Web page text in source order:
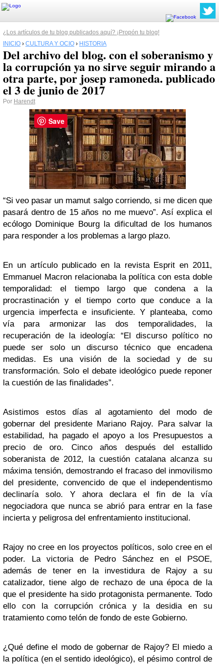
¿Los artículos de tu blog publicados aquí? ¡Propón tu blog!
INICIO › CULTURA Y OCIO › HISTORIA
Del archivo del blog. con el soberanismo y
la corrupción ya no sirve seguir mirando a
otra parte, por josep ramoneda. publicado
el 3 de junio de 2017
Por Harendt
“Si veo pasar un mamut salgo corriendo, si me dicen que
pasará dentro de 15 años no me muevo”. Así explica el
ecólogo Dominique Bourg la dificultad de los humanos
para responder a los problemas a largo plazo.
En un artículo publicado en la revista Esprit en 2011,
Emmanuel Macron relacionaba la política con esta doble
temporalidad: el tiempo largo que condena a la
procrastinación y el tiempo corto que conduce a la
urgencia imperfecta e insuficiente. Y planteaba, como
vía para armonizar las dos temporalidades, la
recuperación de la ideología: “El discurso político no
puede ser solo un discurso técnico que encadena
medidas. Es una visión de la sociedad y de su
transformación. Solo el debate ideológico puede reponer
la cuestión de las finalidades”.
Asistimos estos días al agotamiento del modo de
gobernar del presidente Mariano Rajoy. Para salvar la
estabilidad, ha pagado el apoyo a los Presupuestos a
precio de oro. Cinco años después del estallido
soberanista de 2012, la cuestión catalana alcanza su
máxima tensión, demostrando el fracaso del inmovilismo
del presidente, convencido de que el independentismo
declinaría solo. Y ahora declara el fin de la vía
negociadora que nunca se abrió para entrar en la fase
incierta y peligrosa del enfrentamiento institucional.
Rajoy no cree en los proyectos políticos, solo cree en el
poder. La victoria de Pedro Sánchez en el PSOE,
además de tener en la investidura de Rajoy a su
catalizador, tiene algo de rechazo de una época de la
que el presidente ha sido protagonista permanente. Todo
ello con la corrupción crónica y la desidia en su
tratamiento como telón de fondo de este Gobierno.
¿Qué define el modo de gobernar de Rajoy? El miedo a
la política (en el sentido ideológico), el pésimo control de
Save